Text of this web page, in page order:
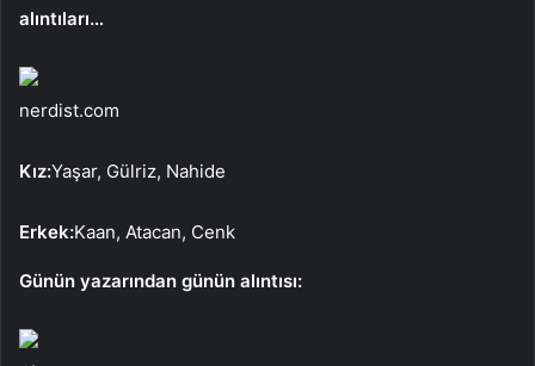
alıntıları…
nerdist.com
Kız:Yaşar, Gülriz, Nahide
Erkek:Kaan, Atacan, Cenk
Günün yazarından günün alıntısı: